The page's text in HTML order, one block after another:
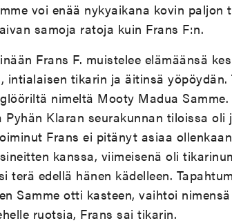
voi enää nykyaikana kovin
samoja ratoja kuin Frans F:n.
Frans F. muistelee elämäänsä
intialaisen tikarin ja äitinsä
nimeltä Mooty Madua
Pyhän Klaran seurakunnan tiloissa
Frans ei pitänyt asiaa
kanssa, viimeisenä oli
terä edellä hänen kädelleen.
Samme otti kasteen, vaihtoi
ruotsia, Frans sai tikarin.